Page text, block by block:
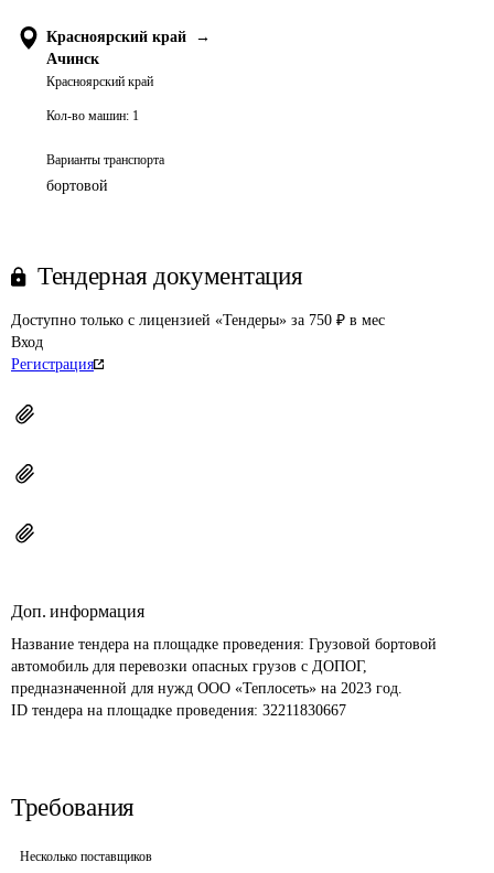
Красноярский край
→
Ачинск
Красноярский край
Кол-во машин: 1
Варианты транспорта
бортовой
Тендерная документация
Доступно только с лицензией «Тендеры» за 750 ₽ в мес
Вход
Регистрация
Доп. информация
Название тендера на площадке проведения: Грузовой бортовой
автомобиль для перевозки опасных грузов с ДОПОГ,
предназначенной для нужд ООО «Теплосеть» на 2023 год.
ID тендера на площадке проведения: 32211830667
Требования
Несколько поставщиков